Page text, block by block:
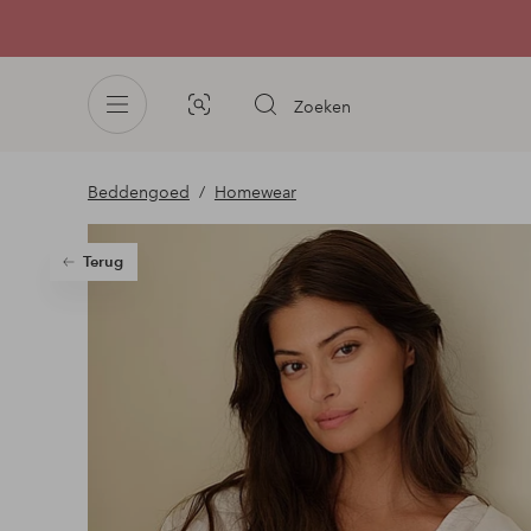
Afbeelding
Zoeken
Beddengoed Homewear
Terug